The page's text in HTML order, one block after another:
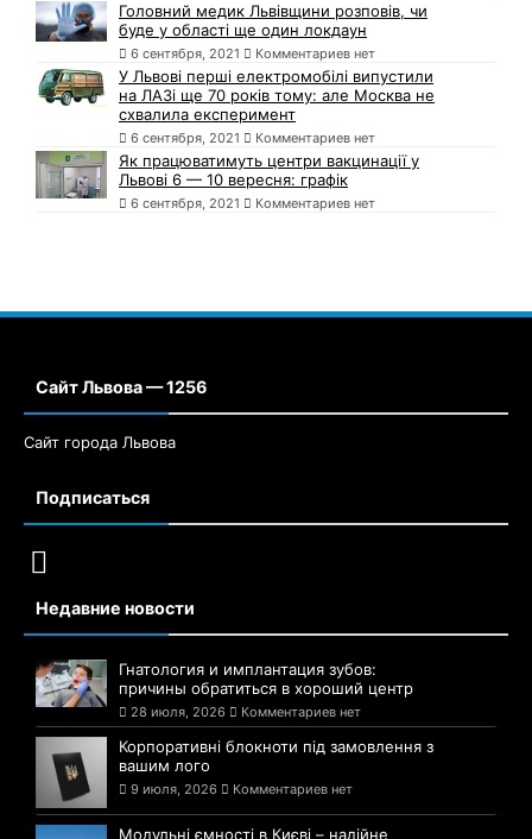
Головний медик Львівщини розповів, чи
буде у області ще один локдаун
6 сентября, 2021 Комментариев нет
У Львові перші електромобілі випустили
на ЛАЗі ще 70 років тому: але Москва не
схвалила експеримент
6 сентября, 2021 Комментариев нет
Як працюватимуть центри вакцинації у
Львові 6 — 10 вересня: графік
6 сентября, 2021 Комментариев нет
Сайт Львова — 1256
Сайт города Львова
Подписаться
Недавние новости
Гнатология и имплантация зубов:
причины обратиться в хороший центр
28 июля, 2026 Комментариев нет
Корпоративні блокноти під замовлення з
вашим лого
9 июля, 2026 Комментариев нет
Модульні ємності в Києві – надійне